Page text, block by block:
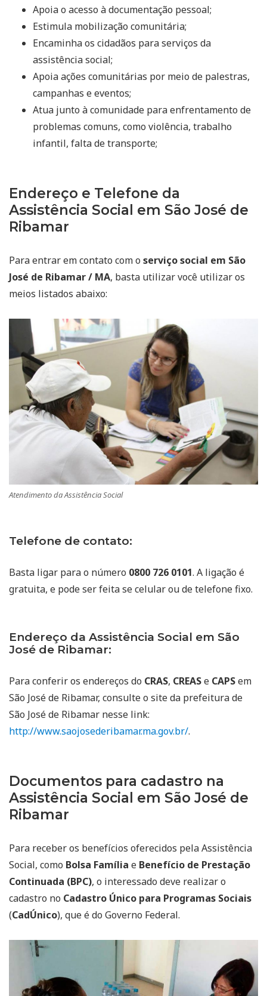
Apoia o acesso à documentação pessoal;
Estimula mobilização comunitária;
Encaminha os cidadãos para serviços da
assistência social;
Apoia ações comunitárias por meio de palestras,
campanhas e eventos;
Atua junto à comunidade para enfrentamento de
problemas comuns, como violência, trabalho
infantil, falta de transporte;
Endereço e Telefone da
Assistência Social em São José de
Ribamar
Para entrar em contato com o serviço social em São
José de Ribamar / MA, basta utilizar você utilizar os
meios listados abaixo:
Atendimento da Assistência Social
Telefone de contato:
Basta ligar para o número 0800 726 0101. A ligação é
gratuita, e pode ser feita se celular ou de telefone fixo.
Endereço da Assistência Social em São
José de Ribamar:
Para conferir os endereços do CRAS, CREASe CAPSem
São José de Ribamar, consulte o site da prefeitura de
São José de Ribamar nesse link:
http://www.saojosederibamar.ma.gov.br/.
Documentos para cadastro na
Assistência Social em São José de
Ribamar
Para receber os benefícios oferecidos pela Assistência
Social, como Bolsa Família e Benefício de Prestação
Continuada (BPC), o interessado deve realizar o
cadastro no Cadastro Único para Programas Sociais
(CadÚnico), que é do Governo Federal.